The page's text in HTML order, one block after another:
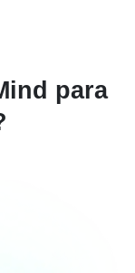
para